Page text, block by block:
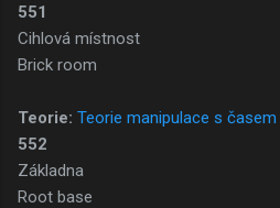
551
Cihlová místnost
Brick room
Teorie: Teorie manipulace s časem
552
Základna
Root base